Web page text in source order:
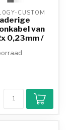
CUSTOM
van
0,23mm /